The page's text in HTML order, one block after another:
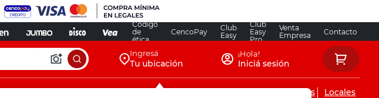
Código
de
ética
CencoPay
Club
Easy
Club
Easy
Pro
Venta
Empresa
Contacto
Ingresá
Tu ubicación
¡Hola!
Iniciá sesión
Servicios de instalaciones Locales